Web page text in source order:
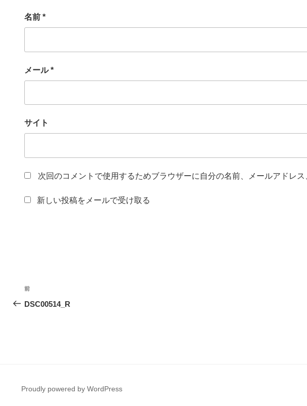
名前 *
メール*
サイト
次回のコメントで使用するためブラウザーに自分の名前、メールアドレス
新しい投稿をメールで受け取る
投
稿
シ
前
の
前
DSC00514_R
Proudly powered by WordPress